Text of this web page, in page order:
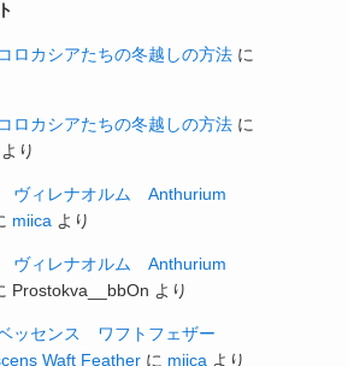
ロカシアたちの冬越しの方法 に
ロカシアたちの冬越しの方法 に
より
ヴィレナオルム Anthurium
miica より
ヴィレナオルム Anthurium
Prostokva__bbOn より
ッセンス ワフトフェザー
Waft Feather に miica より